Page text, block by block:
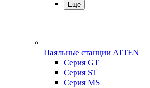
Еще
Паяльные станции ATTEN
Серия GT
Серия ST
Серия MS